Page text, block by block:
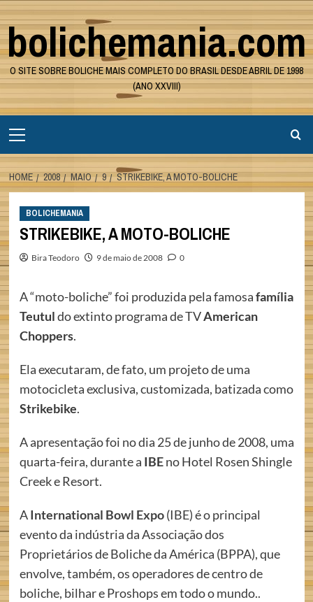
Skip
to
content
bolichemania.com
O SITE SOBRE BOLICHE MAIS COMPLETO DO BRASIL DESDE ABRIL DE 1998
(ANO XXVIII)
Menu
HOME 2008 MAIO 9 STRIKEBIKE, A MOTO-BOLICHE
BOLICHEMANIA
STRIKEBIKE, A MOTO-BOLICHE
Bira Teodoro 9 de maio de 2008 0
A “moto-boliche” foi produzida pela famosafamília
Teutuldo extinto programa de TVAmerican
Choppers.
Ela executaram, de fato, um projeto de uma
motocicleta exclusiva, customizada, batizada como
Strikebike.
A apresentação foi no dia 25 de junho de 2008, uma
quarta-feira, durante a IBEno Hotel Rosen Shingle
Creek e Resort.
AInternational Bowl Expo(IBE) é o principal
evento da indústria da Associação dos
Proprietários de Boliche da América (BPPA), que
envolve, também, os operadores de centro de
boliche, bilhar e Proshops em todo o mundo..